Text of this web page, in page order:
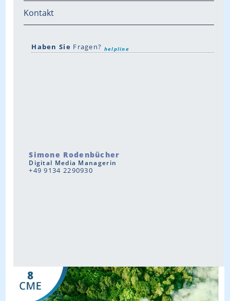
Kontakt
Haben Sie Fragen? helpline
Simone Rodenbücher
Digital Media Managerin
+49 9134 2290930